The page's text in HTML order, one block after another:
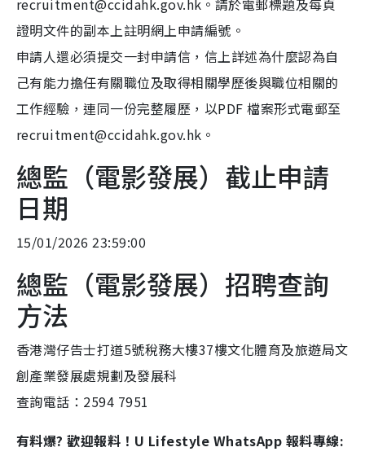
recruitment@ccidahk.gov.hk。請於電郵標題及每頁
證明文件的副本上註明網上申請編號。
申請人還必須提交一封申請信，信上詳述為什麼認為自
己有能力擔任有關職位及取得相關學歷後與職位相關的
工作經驗，連同一份完整履歷，以PDF 檔案形式電郵至
recruitment@ccidahk.gov.hk。
總監（電影發展）截止申請
日期
15/01/2026 23:59:00
總監（電影發展）招聘查詢
方法
香港灣仔告士打道5號稅務大樓37樓文化體育及旅遊局文
創產業發展處規劃及發展科
查詢電話：2594 7951
有料爆? 歡迎報料！U Lifestyle WhatsApp 報料專線: